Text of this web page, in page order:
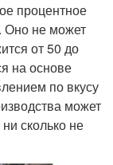
процентное
Оно не может
от 50 до
на основе
по вкусу
может
сколько не